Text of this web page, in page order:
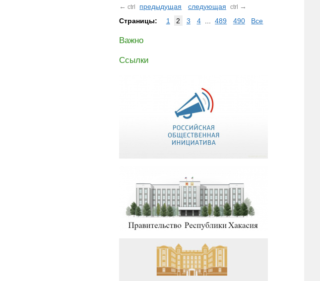
← ctrl предыдущая следующая ctrl →
Страницы:
1 2 3 4 489 490 Все
Важно
Ссылки